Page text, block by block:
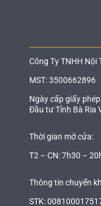
Công Ty TNHH Nội
MST: 3500662896
Ngày cấp giấy
Đầu tư Tỉnh Bà Rịa
Thời gian mở cửa:
T2 – CN: 7h30 –
Thông tin chuyển
STK: